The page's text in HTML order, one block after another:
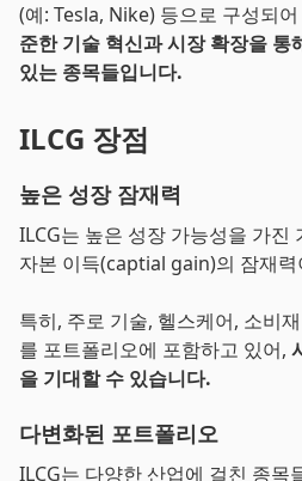
(예: Tesla, Nike) 등으로 구성되
준한 기술 혁신과 시장 확장을 통
있는 종목들입니다.
ILCG 장점
높은 성장 잠재력
ILCG는 높은 성장 가능성을 가진
자본 이득(captial gain)의 잠재력
특히, 주로 기술, 헬스케어, 소비
를 포트폴리오에 포함하고 있어,
을 기대할 수 있습니다.
다변화된 포트폴리오
ILCG는 다양한 산업에 걸친 종목